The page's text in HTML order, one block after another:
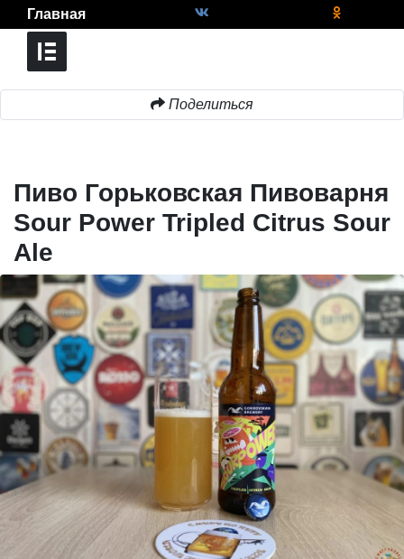
Главная
Поделиться
Пиво Горьковская Пивоварня
Sour Power Tripled Citrus Sour
Ale